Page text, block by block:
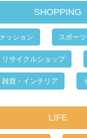
SHOPPING
ッション スポー
リサイクルショップ
雑貨・インテリア
LIFE